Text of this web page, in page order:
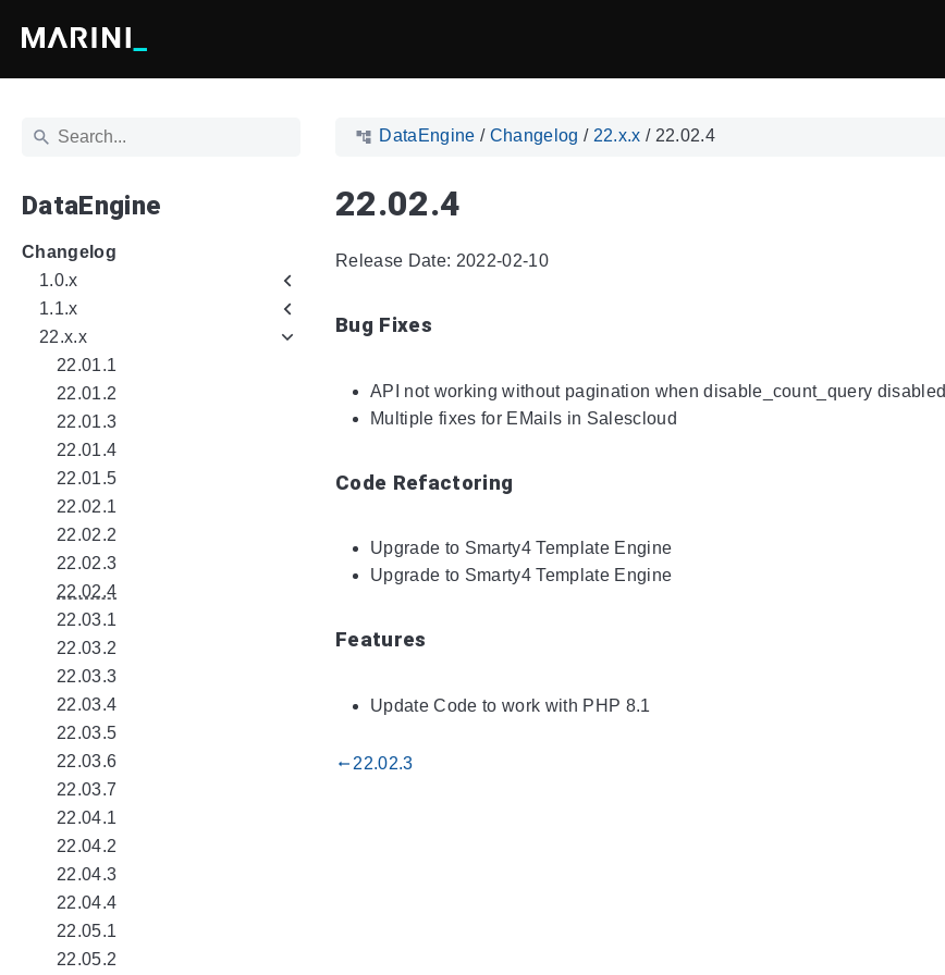
DataEngine
Changelog
1.0.x
1.1.x
22.x.x
22.01.1
22.01.2
22.01.3
22.01.4
22.01.5
22.02.1
22.02.2
22.02.3
22.02.4
22.03.1
22.03.2
22.03.3
22.03.4
22.03.5
22.03.6
22.03.7
22.04.1
22.04.2
22.04.3
22.04.4
22.05.1
22.05.2
DataEngine / Changelog / 22.x.x / 22.02.4
22.02.4
Release Date: 2022-02-10
Bug Fixes
API not working without pagination when disable_count_query disabled
Multiple fixes for EMails in Salescloud
Code Refactoring
Upgrade to Smarty4 Template Engine
Upgrade to Smarty4 Template Engine
Features
Update Code to work with PHP 8.1
gdoc_arrow_left_alt 22.02.3